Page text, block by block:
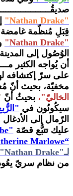
"Nathan Drake"
قِبَلِ مُنظّمة غامضة
"Nathan Drake"
الوُصُول إلى
أن يُواجه الكثير
على سرّ إكتشافه
مخفيّة، بحيث أنّ
الخاليّ"، بحيثُ أنّ
سيكُونُون في
الرّمال إلى الأدغال
عليك تتبُّع قصّة "Lawrence Of Arabe"
“Katherine Marlowe”
لـ"Nathan Drake"،
من نظام سريّ